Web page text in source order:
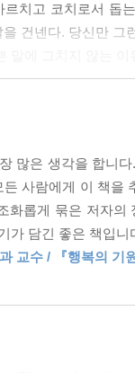
치고 코치로서 돕
건넨다. 당신만
는 다수의 댓글과
기 때문이다.
는 사람과 왜 친구
변화의 열쇠를 개운
심 주제로 나누어 소
장 많은 생각을 합니
사람에게 이 책을
화롭게 묶은 저자
가 담긴 좋은 책입니
교수 / 『행복의 기